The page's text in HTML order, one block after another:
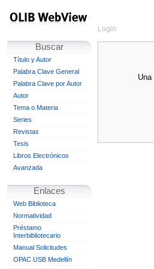
Buscar
Título y Autor
Palabra Clave General
Palabra Clave por Autor
Autor
Tema o Materia
Series
Revistas
Tesis
Libros Electrónicos
Avanzada
Enlaces
Web Biblioteca
Normatividad
Préstamo
Interbibliotecario
Manual Solicitudes
OPAC USB Medellín
Login